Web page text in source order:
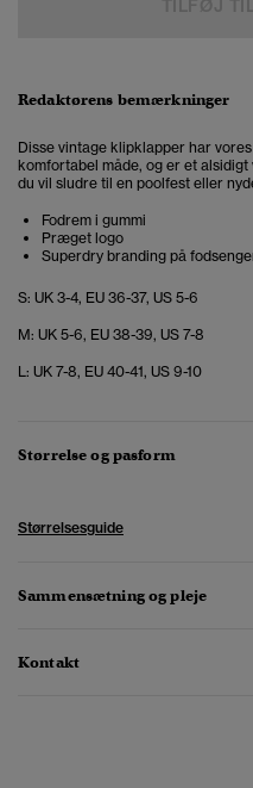
Redaktørens bemærkninger
Disse vintage klipklapper har
komfortabel måde, og er et
du vil sludre til en poolfest eller
Fodrem i gummi
Præget logo
Superdry branding på
S: UK 3-4, EU 36-37, US 5-6
M: UK 5-6, EU 38-39, US 7-8
L: UK 7-8, EU 40-41, US 9-10
Størrelse og pasform
Størrelsesguide
Sammensætning og pleje
Kontakt